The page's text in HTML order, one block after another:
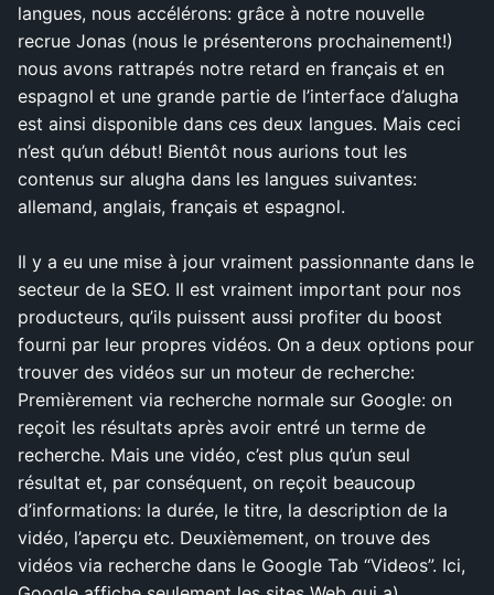
langues, nous accélérons: grâce à notre nouvelle
recrue Jonas (nous le présenterons prochainement!)
nous avons rattrapés notre retard en français et en
espagnol et une grande partie de l’interface d’alugha
est ainsi disponible dans ces deux langues. Mais ceci
n’est qu’un début! Bientôt nous aurions tout les
contenus sur alugha dans les langues suivantes:
allemand, anglais, français et espagnol.
Il y a eu une mise à jour vraiment passionnante dans le
secteur de la SEO. Il est vraiment important pour nos
producteurs, qu’ils puissent aussi profiter du boost
fourni par leur propres vidéos. On a deux options pour
trouver des vidéos sur un moteur de recherche:
Premièrement via recherche normale sur Google: on
reçoit les résultats après avoir entré un terme de
recherche. Mais une vidéo, c’est plus qu’un seul
résultat et, par conséquent, on reçoit beaucoup
d’informations: la durée, le titre, la description de la
vidéo, l’aperçu etc. Deuxièmement, on trouve des
vidéos via recherche dans le Google Tab “Videos”. Ici,